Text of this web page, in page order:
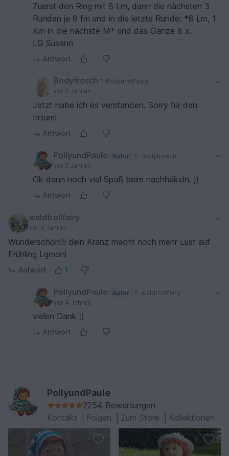
Zuerst den Ring mit 8 Lm, dann die nächsten 3
Runden je 8 fm und in die letzte Runde: *8 Lm, 1
Km in die nächste M* und das Ganze 8 x.
LG Susann
Antwort
Bodyfrosch
PollyundPaule
vor 2 Jahren
Jetzt habe ich es verstanden. Sorry für den
Irrtum!
Antwort
PollyundPaule Autor
Bodyfrosch
vor 2 Jahren
Ok dann noch viel Spaß beim nachhäkeln. ;)
Antwort
waldtrollfairy
vor 4 Jahren
Wunderschön!!! dein Kranz macht noch mehr Lust auf
Frühling Lgmoni
Antwort 1
PollyundPaule Autor
waldtrollfairy
vor 4 Jahren
vielen Dank ;)
Antwort
PollyundPaule
2254 Bewertungen
Kontakt
Folgen Zum Store Kollektionen